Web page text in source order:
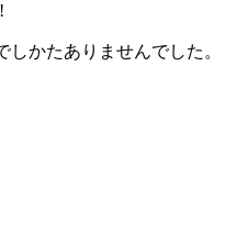
かたありませんでした。